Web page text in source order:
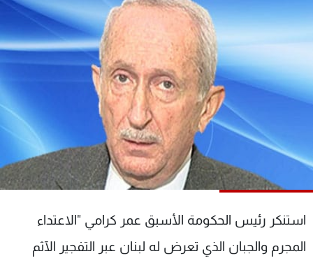
استنكر رئيس الحكومة الأسبق عمر كرامي "الاعتداء
المجرم والجبان الذي تعرض له لبنان عبر التفجير الآثم
إقتصاد
منوعات رياضة
كأس العالم
البرامج
جدول البرامج
شاهد البرامج
عن MTV
وظائف